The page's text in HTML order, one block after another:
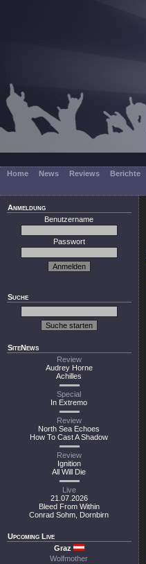
Home News Reviews Berichte
Anmeldung
Benutzername
Passwort
Suche
SiteNews
Review
Audrey Horne
Achilles
Special
In Extremo
Review
North Sea Echoes
How To Cast A Shadow
Review
Ignition
All Will Die
Live
21.07.2026
Bleed From Within
Conrad Sohm, Dornbirn
Upcoming Live
Graz
Wolfmother